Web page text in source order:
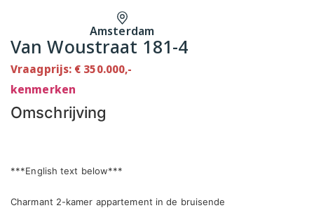
Amsterdam
Van Woustraat 181-4
Vraagprijs: € 350.000,-
kenmerken
Omschrijving
***English text below***
Charmant 2-kamer appartement in de bruisende